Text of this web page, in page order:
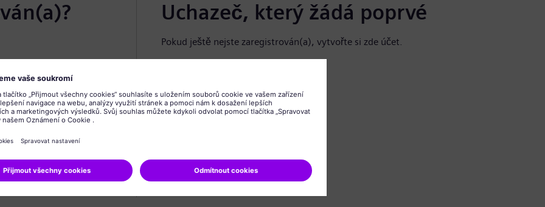
Uchazeč, který žádá poprvé
Pokud ještě nejste zaregistrován(a), vytvořte si zde účet.